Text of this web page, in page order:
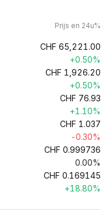
Prijs en 24u%
CHF 65,221.00
+0.50%
CHF 1,926.20
+0.50%
CHF 76.93
+1.10%
CHF 1.037
-0.30%
CHF 0.999736
0.00%
CHF 0.169145
+18.80%